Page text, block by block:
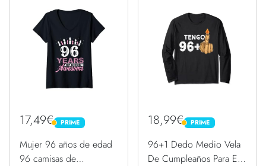
17,49€ PRIME
PRIME
Mujer 96 años de edad
96 camisas de
18,99€ PRIME
PRIME
96+1 Dedo Medio Vela
De Cumpleaños Para El